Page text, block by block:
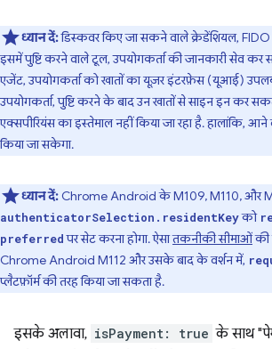
ध्यान दें:डिस्कवर किए जा सकने वाले क्रेडेंशियल,
इसमें पुष्टि करने वाले टूल, उपयोगकर्ता की जानकारी सेव कर
एजेंट, उपयोगकर्ता को खातों का यूज़र इंटरफ़ेस (यूआई)
उपयोगकर्ता, पुष्टि करने के बाद उन खातों से साइन इन कर
एक्सपीरियंस का इस्तेमाल नहीं किया जा रहा है. हालांकि,
किया जा सकेगा.
ध्यान दें: Chrome Android के M109, M110, और
authenticatorSelection.residentKeyको
preferredपर सेट करना होगा. ऐसातकनीकी सीमाओंकी
Chrome Android M112 और उसके बाद के वर्शन में,
प्लैटफ़ॉर्म की तरह किया जा सकता है.
इसके अलावा, isPayment: true के साथ